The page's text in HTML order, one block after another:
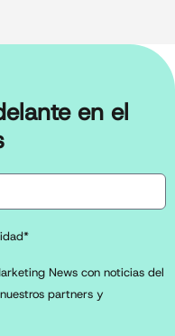
en el
News con noticias del
partners y